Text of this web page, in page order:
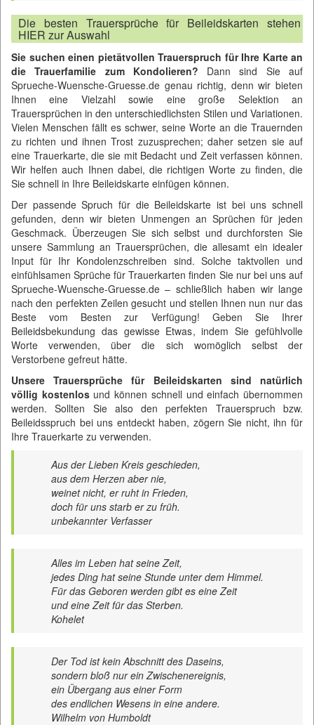
Die besten Trauersprüche für Beileidskarten stehen
HIER zur Auswahl
Sie suchen einen pietätvollen Trauerspruch für Ihre Karte an
die Trauerfamilie zum Kondolieren? Dann sind Sie auf
Sprueche-Wuensche-Gruesse.de genau richtig, denn wir bieten
Ihnen eine Vielzahl sowie eine große Selektion an
Trauersprüchen in den unterschiedlichsten Stilen und Variationen.
Vielen Menschen fällt es schwer, seine Worte an die Trauernden
zu richten und ihnen Trost zuzusprechen; daher setzen sie auf
eine Trauerkarte, die sie mit Bedacht und Zeit verfassen können.
Wir helfen auch Ihnen dabei, die richtigen Worte zu finden, die
Sie schnell in Ihre Beileidskarte einfügen können.
Der passende Spruch für die Beileidskarte ist bei uns schnell
gefunden, denn wir bieten Unmengen an Sprüchen für jeden
Geschmack. Überzeugen Sie sich selbst und durchforsten Sie
unsere Sammlung an Trauersprüchen, die allesamt ein idealer
Input für Ihr Kondolenzschreiben sind. Solche taktvollen und
einfühlsamen Sprüche für Trauerkarten finden Sie nur bei uns auf
Sprueche-Wuensche-Gruesse.de – schließlich haben wir lange
nach den perfekten Zeilen gesucht und stellen Ihnen nun nur das
Beste vom Besten zur Verfügung! Geben Sie Ihrer
Beileidsbekundung das gewisse Etwas, indem Sie gefühlvolle
Worte verwenden, über die sich womöglich selbst der
Verstorbene gefreut hätte.
Unsere Trauersprüche für Beileidskarten sind natürlich
völlig kostenlosund können schnell und einfach übernommen
werden. Sollten Sie also den perfekten Trauerspruch bzw.
Beileidsspruch bei uns entdeckt haben, zögern Sie nicht, ihn für
Ihre Trauerkarte zu verwenden.
Aus der Lieben Kreis geschieden,
aus dem Herzen aber nie,
weinet nicht, er ruht in Frieden,
doch für uns starb er zu früh.
unbekannter Verfasser
Alles im Leben hat seine Zeit,
jedes Ding hat seine Stunde unter dem Himmel.
Für das Geboren werden gibt es eine Zeit
und eine Zeit für das Sterben.
Kohelet
Der Tod ist kein Abschnitt des Daseins,
sondern bloß nur ein Zwischenereignis,
ein Übergang aus einer Form
des endlichen Wesens in eine andere.
Wilhelm von Humboldt